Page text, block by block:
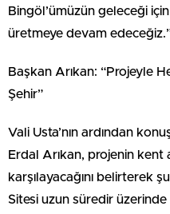
Bingöl’ümüzün geleceği
üretmeye devam
Başkan Arıkan: “Projeyle
Şehir”
Vali Usta’nın ardından
Erdal Arıkan, projenin kent
karşılayacağını belirterek
Sitesi uzun süredir üzerinde